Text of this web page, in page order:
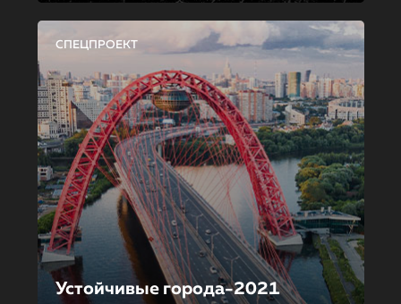
СПЕЦПРОЕКТ
Устойчивые города-2021